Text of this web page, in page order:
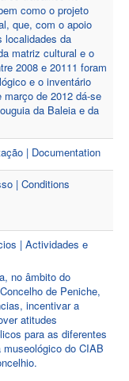
como o projeto
que, com o apoio
localidades da
matriz cultural e o
2008 e 20111 foram
e o inventário
de 2012 dá-se
da Baleia e da
| Documentation
| Conditions
| Actividades e
no âmbito do
de Peniche,
incentivar a
atitudes
para as diferentes
do CIAB